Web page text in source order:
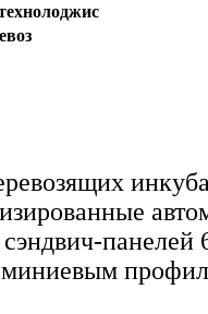
панелей